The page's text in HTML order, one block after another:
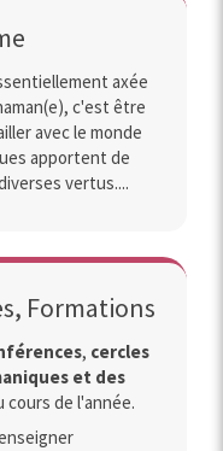
axée
c'est être
avec le monde
apportent de
vertus....
Formations
, cercles
et des
cours de l'année.